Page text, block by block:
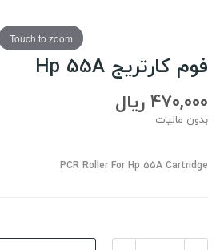
Touch to zoom
فوم کارتریج Hp 55A
470,000 ریال
بدون مالیات
PCR Roller For Hp 55A Cartridge